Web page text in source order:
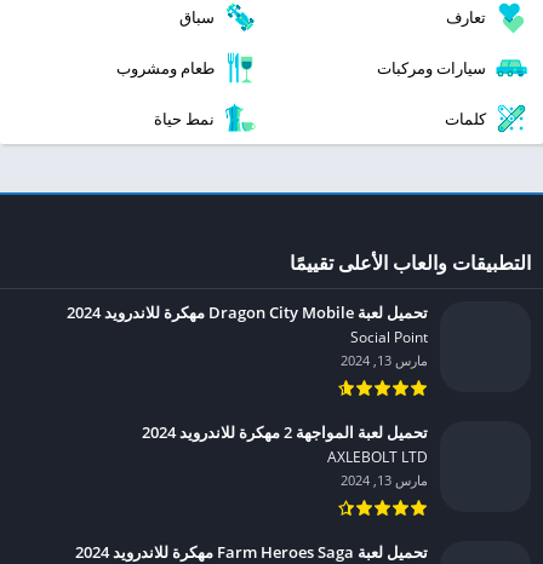
تعارف سباق
سيارات ومركبات طعام ومشروب
كلمات نمط حياة
التطبيقات والعاب الأعلى تقييمًا
تحميل لعبة Dragon City Mobile مهكرة للاندرويد 2024
Social Point‏
مارس 13, 2024
تحميل لعبة المواجهة 2 مهكرة للاندرويد 2024
AXLEBOLT LTD‏
مارس 13, 2024
تحميل لعبة Farm Heroes Saga مهكرة للاندرويد 2024